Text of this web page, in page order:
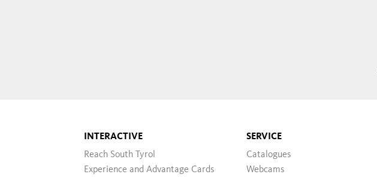
INTERACTIVE
Reach South Tyrol
Experience and Advantage Cards
SERVICE
Catalogues
Webcams